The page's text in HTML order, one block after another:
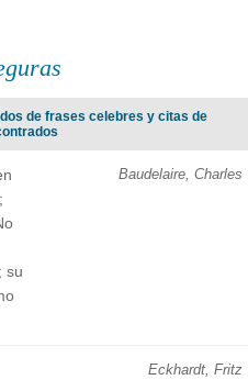
de frases celebres y citas de
Baudelaire, Charles
su
Eckhardt, Fritz